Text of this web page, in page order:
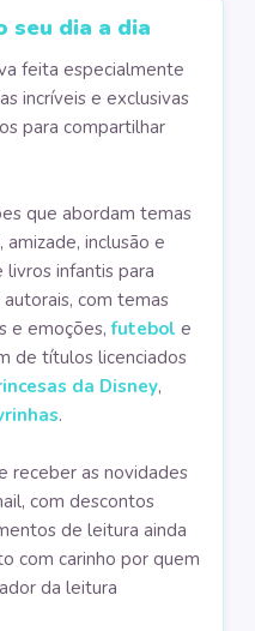
seu dia a dia
feita especialmente
incríveise exclusivas
para compartilhar
que abordam temas
, amizade, inclusão e
livros infantis para
autorais, com temas
e emoções,futebol e
de títulos licenciados
da Disney,
.
receber as novidades
com descontos
de leitura ainda
com carinho por quem
da leitura